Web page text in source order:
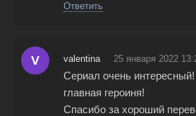
Ответить
V valentina 25 января 2022
Сериал очень интересный!
главная героиня!
Спасибо за хороший